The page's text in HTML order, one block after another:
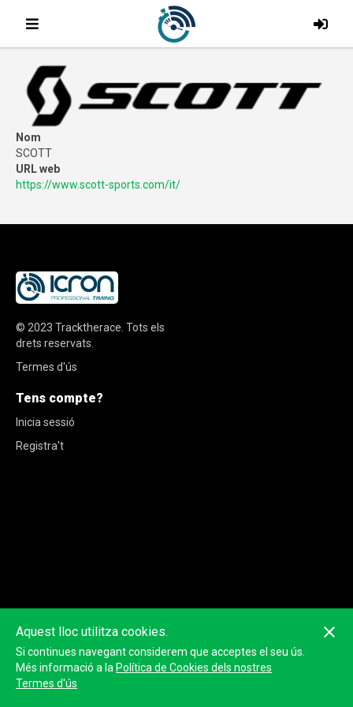
Nom
SCOTT
URL web
https://www.scott-sports.com/it/
© 2023 Tracktherace Tots els
drets reservats.
Termes d'ús
Tens compte?
Inicia sessió
Registra't
Aquest lloc utilitza cookies.
Si continues navegant considerem que acceptes el seu ús.
Més informació a la Política de Cookies dels nostres
Termes d'ús